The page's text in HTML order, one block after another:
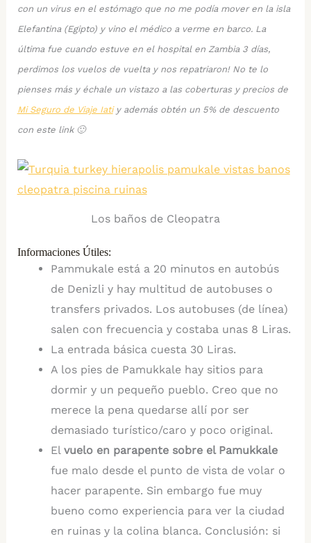
con un virus en el estómago que no me podía mover en la isla
Elefantina (Egipto) y vino el médico a verme en barco. La
última fue cuando estuve en el hospital en Zambia 3 días,
perdimos los vuelos de vuelta y nos repatriaron! No te lo
pienses más y échale un vistazo a las coberturas y precios de
Mi Seguro de Viaje Iatiy además obtén un 5% de descuento
con este link 🙂
Los baños de Cleopatra
Informaciones Útiles:
Pammukale está a 20 minutos en autobús
de Denizli y hay multitud de autobuses o
transfers privados. Los autobuses (de línea)
salen con frecuencia y costaba unas 8 Liras.
La entrada básica cuesta 30 Liras.
A los pies de Pamukkale hay sitios para
dormir y un pequeño pueblo. Creo que no
merece la pena quedarse allí por ser
demasiado turístico/caro y poco original.
El vuelo en parapente sobre el Pamukkale
fue malo desde el punto de vista de volar o
hacer parapente. Sin embargo fue muy
bueno como experiencia para ver la ciudad
en ruinas y la colina blanca. Conclusión: si